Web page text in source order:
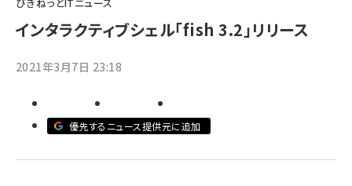
加藤銘のチーム貢献～仲間と築いた勝利の絆～ (2308)
drupal (1947)
genai (1477)
インタラクティブシェル「fish 3.2」リリース
2021年3月7日 23:18
優先するニュース提供元に追加